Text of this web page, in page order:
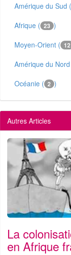
Amérique du Sud (
Afrique ( 23 )
Moyen-Orient ( 12
Amérique du
Océanie ( 2 )
Autres Articles
La
en Afrique